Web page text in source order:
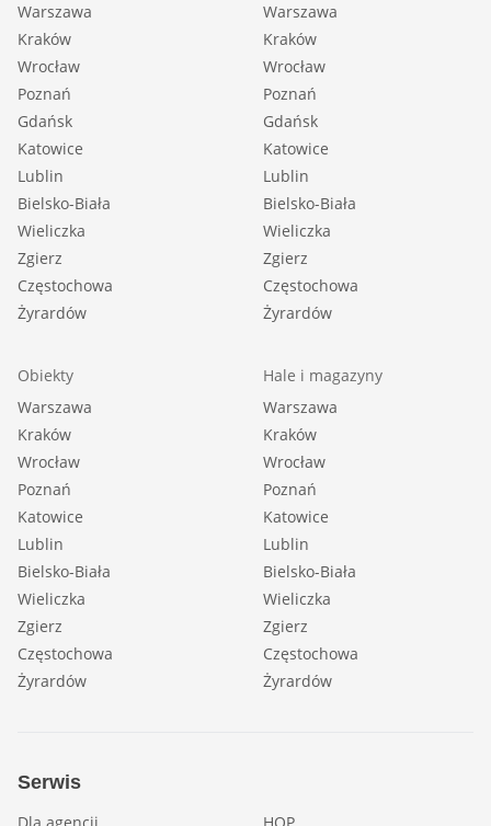
Warszawa
Kraków
Wrocław
Poznań
Gdańsk
Katowice
Lublin
Bielsko-Biała
Wieliczka
Zgierz
Częstochowa
Żyrardów
Warszawa
Kraków
Wrocław
Poznań
Gdańsk
Katowice
Lublin
Bielsko-Biała
Wieliczka
Zgierz
Częstochowa
Żyrardów
Obiekty
Warszawa
Kraków
Wrocław
Poznań
Katowice
Lublin
Bielsko-Biała
Wieliczka
Zgierz
Częstochowa
Żyrardów
Hale i magazyny
Warszawa
Kraków
Wrocław
Poznań
Katowice
Lublin
Bielsko-Biała
Wieliczka
Zgierz
Częstochowa
Żyrardów
Serwis